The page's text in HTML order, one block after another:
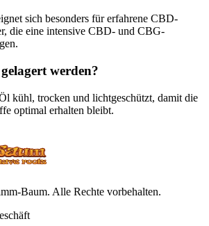
sich besonders für erfahrene CBD-
die eine intensive CBD- und CBG-
werden?
kühl, trocken und lichtgeschützt, damit die
optimal erhalten bleibt.
Baum. Alle Rechte vorbehalten.